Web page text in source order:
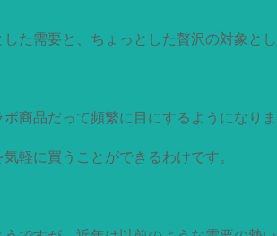
た需要と、ちょっとした贅沢の対象と
商品だって頻繁に目にするようになり
軽に買うことができるわけです。